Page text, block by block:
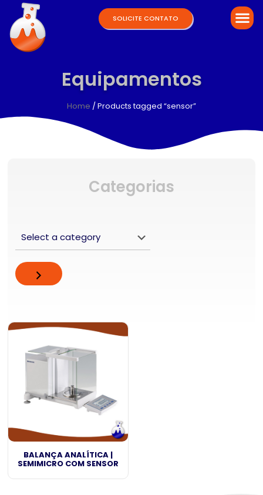
SOLICITE CONTATO
Equipamentos
Home / Products tagged “sensor”
Categorias
BALANÇA ANALÍTICA |
SEMIMICRO COM SENSOR